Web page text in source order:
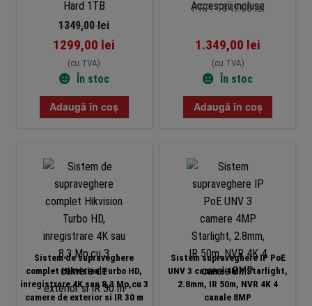
Audio, NVR, Hard 1TB
1349,00lei
1299,00 lei
(cu TVA)
În stoc
Adaugă în coș
PRP: 1349.00 lei
1.349,00 lei
(cu TVA)
În stoc
Adaugă în coș
Sistem de supraveghere
complet Hikvision Turbo HD,
inregistrare 4K sau 8,3 Mp,cu 3
camere de exterior si IR 30 m
Sistem supraveghere IP PoE
UNV 3 camere 4MP Starlight,
2.8mm, IR 50m, NVR 4K 4
canale 8MP